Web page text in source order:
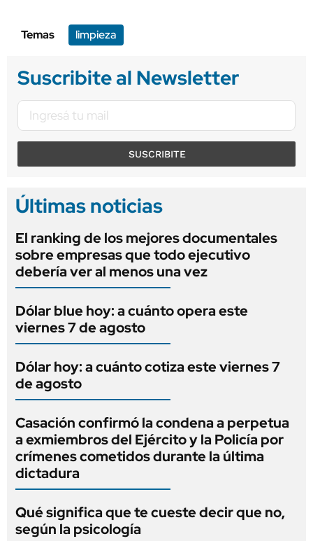
Temas limpieza
Suscribite al Newsletter
SUSCRIBITE
Últimas noticias
El ranking de los mejores documentales
sobre empresas que todo ejecutivo
debería ver al menos una vez
Dólar blue hoy: a cuánto opera este
viernes 7 de agosto
Dólar hoy: a cuánto cotiza este viernes 7
de agosto
Casación confirmó la condena a perpetua
a exmiembros del Ejército y la Policía por
crímenes cometidos durante la última
dictadura
Qué significa que te cueste decir que no,
según la psicología